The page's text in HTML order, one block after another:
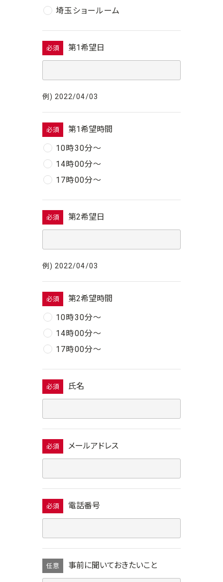
埼玉ショールーム
必須 第1希望日
例) 2022/04/03
必須
第1希望時間
10時30分〜
14時00分〜
17時00分〜
必須 第2希望日
例) 2022/04/03
必須
第2希望時間
10時30分〜
14時00分〜
17時00分〜
必須 氏名
必須 メールアドレス
必須 電話番号
任意 事前に聞いておきたいこと